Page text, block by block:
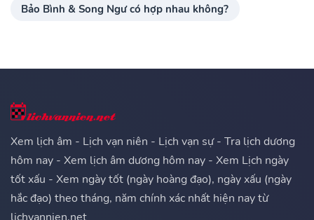
Bảo Bình & Song Ngư có hợp nhau không?
Xem lịch âm - Lịch vạn niên - Lịch vạn sự - Tra lịch dương
hôm nay - Xem lịch âm dương hôm nay - Xem Lịch ngày
tốt xấu - Xem ngày tốt (ngày hoàng đạo), ngày xấu (ngày
hắc đạo) theo tháng, năm chính xác nhất hiện nay từ